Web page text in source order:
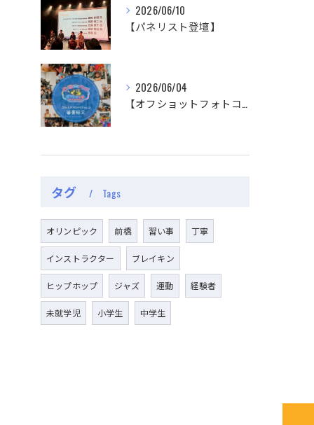
2026/06/10
【パネリスト登壇】
2026/06/04
【オフショットフォトコンテスト審査結果】
タグ Tags
オリンピック 前橋 習い事 丁寧
インストラクター ブレイキン
ヒップホップ ジャズ 運動 経験者
未就学児 小学生 中学生